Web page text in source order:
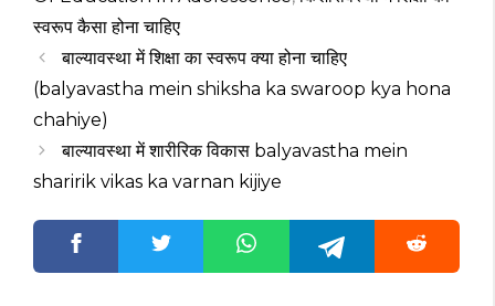
स्वरूप कैसा होना चाहिए
बाल्यावस्था में शिक्षा का स्वरूप क्या होना चाहिए
(balyavastha mein shiksha ka swaroop kya hona
chahiye)
बाल्यावस्था में शारीरिक विकास balyavastha mein
sharirik vikas ka varnan kijiye